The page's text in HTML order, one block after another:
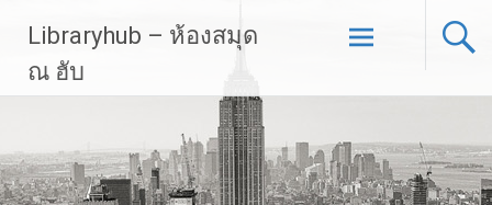
content
Libraryhub – ห้องสมุด
ณ ฮับ